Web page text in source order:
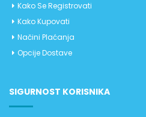
Kako Se Registrovati
Kako Kupovati
Načini Plaćanja
Opcije Dostave
SIGURNOST KORISNIKA